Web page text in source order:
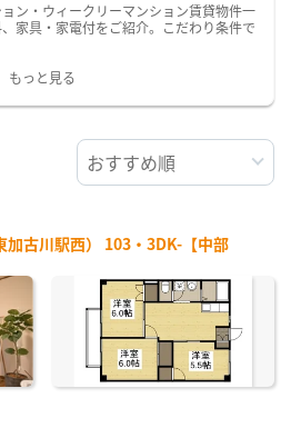
ン・ウィークリーマンション賃貸物件一
家具・家電付をご紹介。こだわり条件で
もっと見る
古川駅西） 103・3DK-【中部